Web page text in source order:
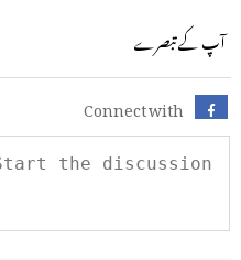
آپ کے تبصرے
Connect with